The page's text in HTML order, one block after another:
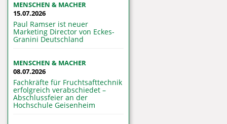
MENSCHEN & MACHER
15.07.2026
Paul Ramser ist neuer
Marketing Director von Eckes-
Granini Deutschland
MENSCHEN & MACHER
08.07.2026
Fachkräfte für Fruchtsafttechnik
erfolgreich verabschiedet –
Abschlussfeier an der
Hochschule Geisenheim